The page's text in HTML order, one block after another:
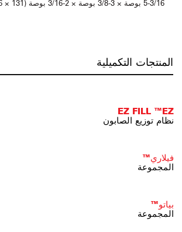
5-3/16 بوصة × 3-3/8 بوصة × 2-3/16 بوصة (131 × 86 × 56 مم)
المنتجات التكميلية
EZ FILL ™EZ
نظام توزيع الصابون
فيلاري™
المجموعة
بياتو™
المجموعة